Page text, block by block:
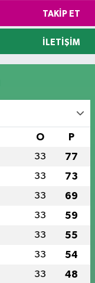
TAKIP ET
İLETIŞIM
O P
33 77
33 73
33 69
33 59
33 55
33 54
33 48